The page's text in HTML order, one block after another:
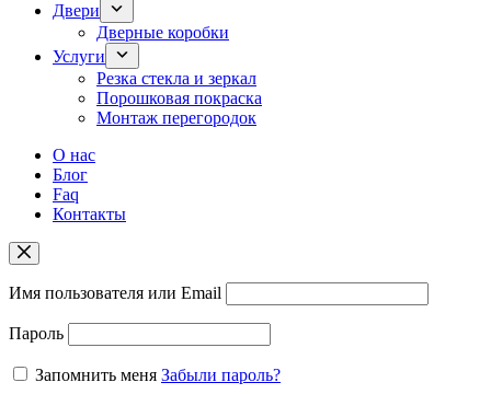
Двери
Дверные коробки
Услуги
Резка стекла и зеркал
Порошковая покраска
Монтаж перегородок
О нас
Блог
Faq
Контакты
Имя пользователя или Email
Пароль
Запомнить меня Забыли пароль?